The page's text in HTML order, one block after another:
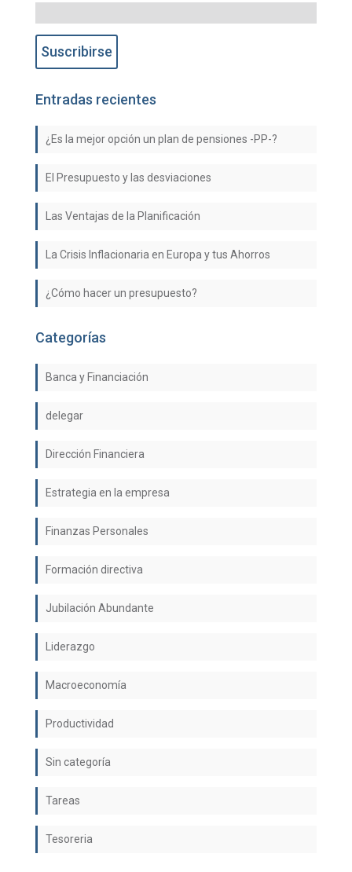
Entradas recientes
¿Es la mejor opción un plan de pensiones -PP-?
El Presupuesto y las desviaciones
Las Ventajas de la Planificación
La Crisis Inflacionaria en Europa y tus Ahorros
¿Cómo hacer un presupuesto?
Categorías
Banca y Financiación
delegar
Dirección Financiera
Estrategia en la empresa
Finanzas Personales
Formación directiva
Jubilación Abundante
Liderazgo
Macroeconomía
Productividad
Sin categoría
Tareas
Tesoreria